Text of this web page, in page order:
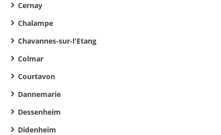
Cernay
Chalampe
Chavannes-sur-l'Etang
Colmar
Courtavon
Dannemarie
Dessenheim
Didenheim